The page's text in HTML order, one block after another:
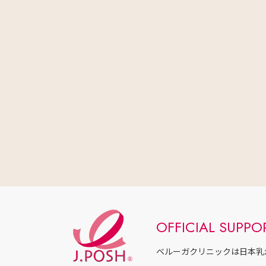
OFFICIAL
ベルーガクリニックは日本